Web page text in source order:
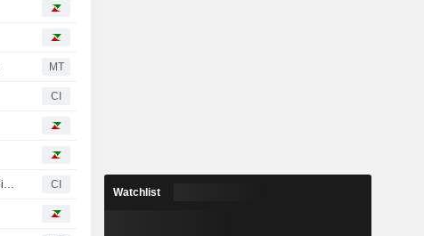
MT
CI
Ipsen meldet positive Topline-Ergebnisse der Phase-III-Studien zu Dysport bei episodischer und chronischer Migräne CI
Watchlist